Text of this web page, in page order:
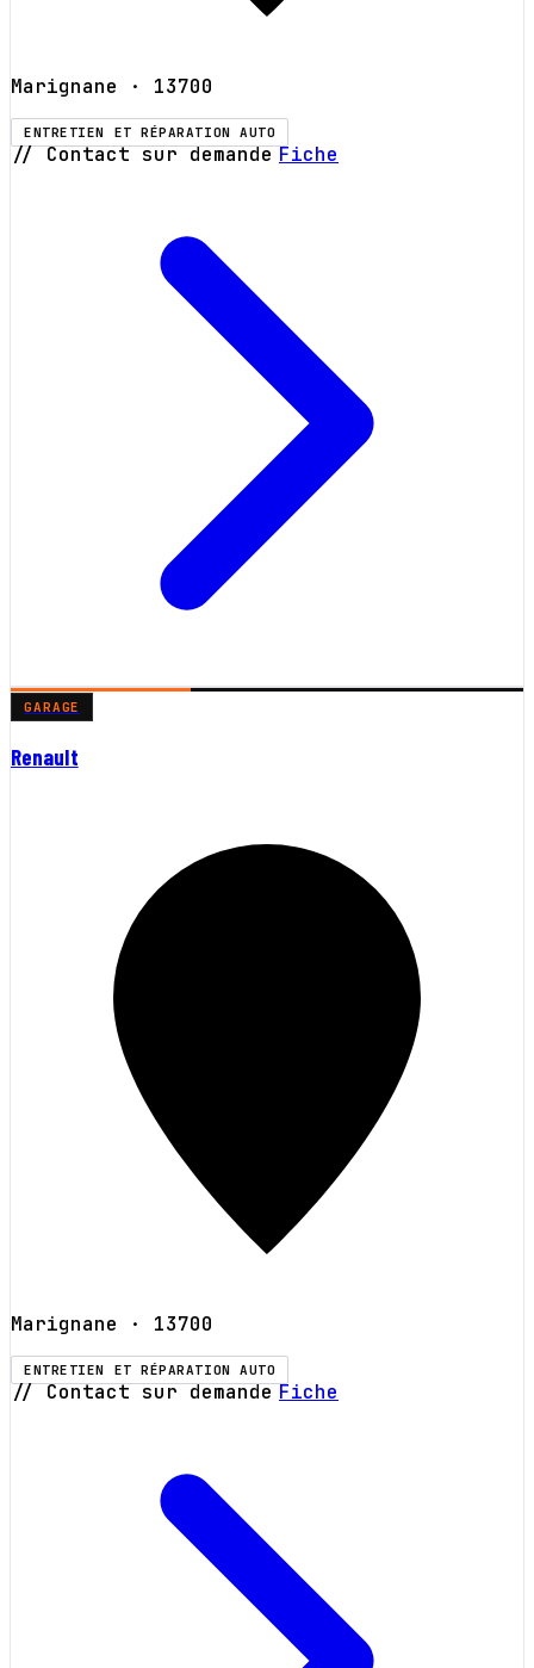
Marignane · 13700
ENTRETIEN ET RÉPARATION AUTO
// Contact sur demande Fiche
GARAGE
Renault
Marignane · 13700
ENTRETIEN ET RÉPARATION AUTO
// Contact sur demande Fiche